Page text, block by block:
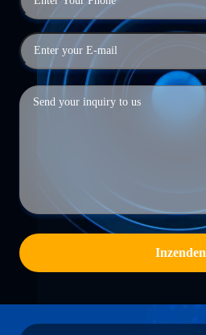
Inzenden